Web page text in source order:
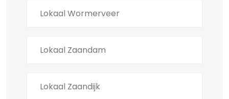
Lokaal Wormerveer
Lokaal Zaandam
Lokaal Zaandijk